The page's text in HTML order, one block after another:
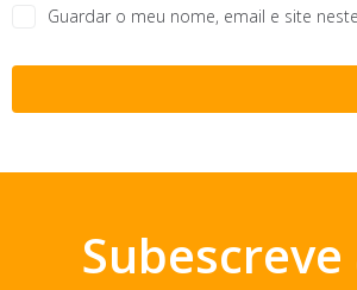
Guardar o meu nome, email e site